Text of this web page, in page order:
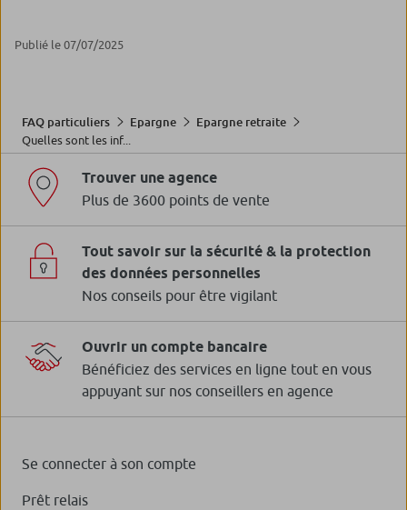
Publié le 07/07/2025
FAQ particuliers Epargne
Epargne retraite
Quelles sont les inf...
Trouver une agence
Plus de 3600 points de vente
Tout savoir sur la sécurité & la protection
des données personnelles
Nos conseils pour être vigilant
Ouvrir un compte bancaire
Bénéficiez des services en ligne tout en vous
appuyant sur nos conseillers en agence
Se connecter à son compte
Prêt relais